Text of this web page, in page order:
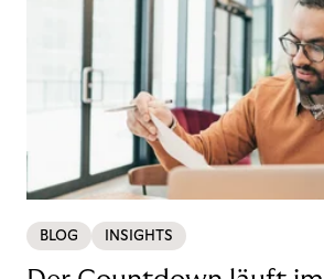
BLOG INSIGHTS